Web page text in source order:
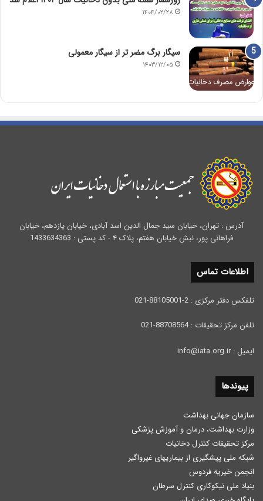
۱۴۰۴/۰۲/۲۸
سیگار برگ مضر تر از سیگار معمولی
۱۴۰۳/۱۲/۰۵
آدرس : تهران، خیابان سید جمال الدین اسد آبادی، خیابان یازدهم، خیابان
فراهانی پور، نبش خیابان هفتم، پلاک ۴ - کد پستی : 1433634363
اطلاعات تماس
تلفکس دفتر مرکزی : 2-88105001-021
تلفن مرکز تحقیقات : 88708564-021
ایمیل : info@iata.org.ir
پیوندها
سازمان جهانی بهداشت
وزارت بهداشت، درمان و آموزش پزشكی
مرکز تحقیقات کنترل دخانیات
شبکه ملی پیشگیری از بیماریهای غیرواگیر
انجمن خیریه فردوس
بنیاد ملی نیکوکاری کنترل سرطان